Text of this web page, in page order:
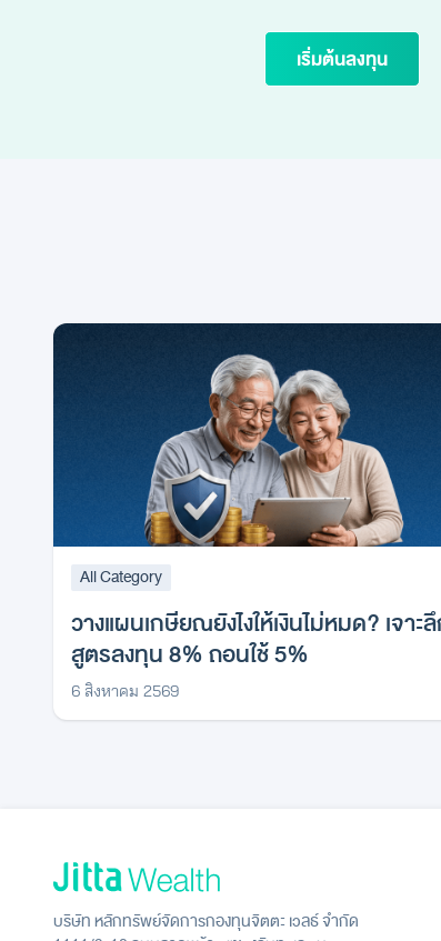
เริ่มต้นลงทุน
All Category
วางแผนเกษียณยังไงให้เงินไม่หมด? เจาะ
สูตรลงทุน 8% ถอนใช้ 5%
6 สิงหาคม 2569
บริษัท หลักทรัพย์จัดการกองทุนจิตตะ เวลธ์ จำกัด